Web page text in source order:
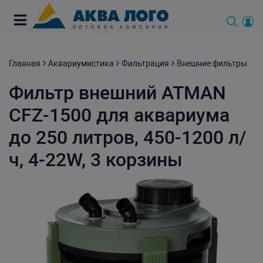
Главная Аквариумистика Фильтрация Внешние фильтры
Фильтр внешний ATMAN
CFZ-1500 для аквариума
до 250 литров, 450-1200 л/
ч, 4-22W, 3 корзины